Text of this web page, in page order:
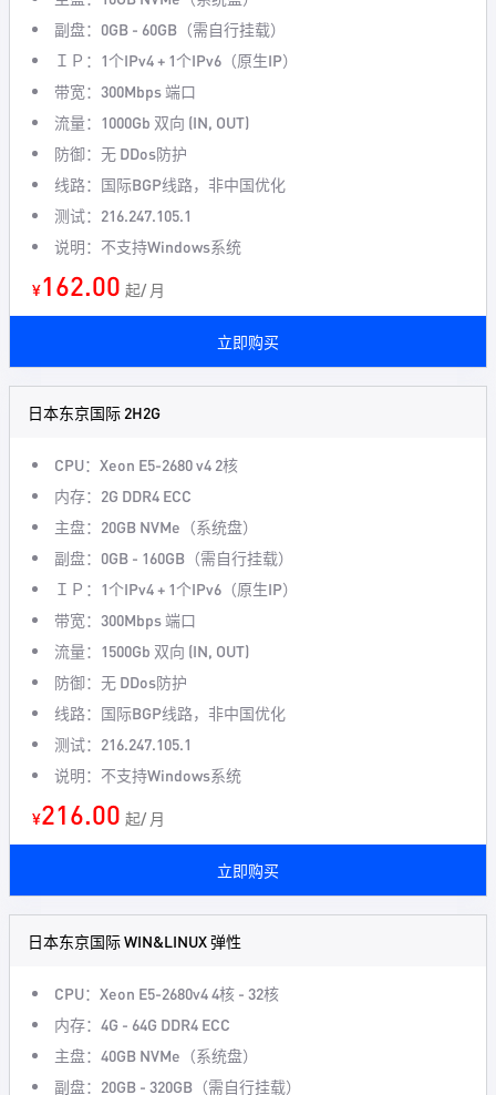
副盘：0GB - 60GB（需自行挂载）
ＩＰ：1个IPv4 + 1个IPv6（原生IP）
带宽：300Mbps 端口
流量：1000Gb 双向 (IN, OUT)
防御：无 DDos防护
线路：国际BGP线路，非中国优化
测试：216.247.105.1
说明：不支持Windows系统
¥162.00 起/ 月
立即购买
日本东京国际 2H2G
CPU：Xeon E5-2680 v4 2核
内存：2G DDR4 ECC
主盘：20GB NVMe（系统盘）
副盘：0GB - 160GB（需自行挂载）
ＩＰ：1个IPv4 + 1个IPv6（原生IP）
带宽：300Mbps 端口
流量：1500Gb 双向 (IN, OUT)
防御：无 DDos防护
线路：国际BGP线路，非中国优化
测试：216.247.105.1
说明：不支持Windows系统
¥216.00 起/ 月
立即购买
日本东京国际 WIN&LINUX 弹性
CPU：Xeon E5-2680v4 4核 - 32核
内存：4G - 64G DDR4 ECC
主盘：40GB NVMe（系统盘）
副盘：20GB - 320GB（需自行挂载）